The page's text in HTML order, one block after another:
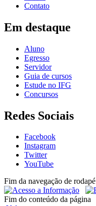
Contato
Em destaque
Aluno
Egresso
Servidor
Guia de cursos
Estude no IFG
Concursos
Redes Sociais
Facebook
Instagram
Twitter
YouTube
Fim da navegação de rodapé
Fim do conteúdo da página